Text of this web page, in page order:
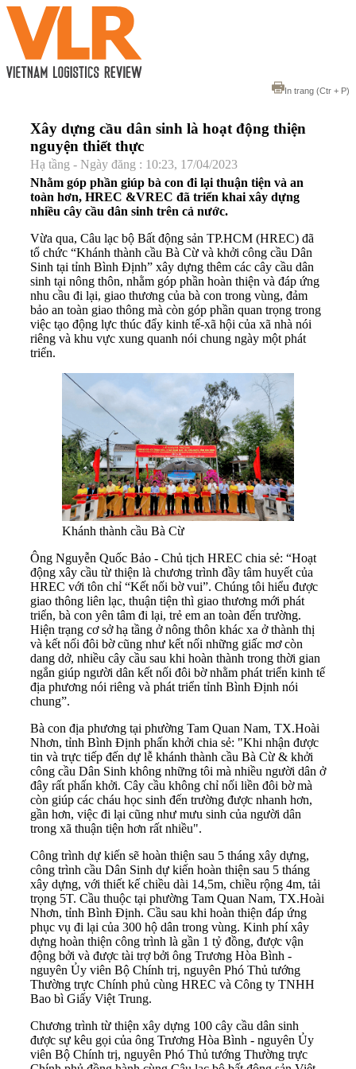
In trang (Ctr + P)
Xây dựng cầu dân sinh là hoạt động thiện
nguyện thiết thực
Hạ tầng - Ngày đăng : 10:23, 17/04/2023
Nhằm góp phần giúp bà con đi lại thuận tiện và an
toàn hơn, HREC &VREC đã triển khai xây dựng
nhiều cây cầu dân sinh trên cả nước.
Vừa qua, Câu lạc bộ Bất động sản TP.HCM (HREC) đã
tổ chức “Khánh thành cầu Bà Cừ và khởi công cầu Dân
Sinh tại tỉnh Bình Định” xây dựng thêm các cây cầu dân
sinh tại nông thôn, nhằm góp phần hoàn thiện và đáp ứng
nhu cầu đi lại, giao thương của bà con trong vùng, đảm
bảo an toàn giao thông mà còn góp phần quan trọng trong
việc tạo động lực thúc đẩy kinh tế-xã hội của xã nhà nói
riêng và khu vực xung quanh nói chung ngày một phát
triển.
Khánh thành cầu Bà Cừ
Ông Nguyễn Quốc Bảo - Chủ tịch HREC chia sẻ: “Hoạt
động xây cầu từ thiện là chương trình đầy tâm huyết của
HREC với tôn chỉ “Kết nối bờ vui”. Chúng tôi hiểu được
giao thông liên lạc, thuận tiện thì giao thương mới phát
triển, bà con yên tâm đi lại, trẻ em an toàn đến trường.
Hiện trạng cơ sở hạ tầng ở nông thôn khác xa ở thành thị
và kết nối đôi bờ cũng như kết nối những giấc mơ còn
dang dở, nhiều cây cầu sau khi hoàn thành trong thời gian
ngắn giúp người dân kết nối đôi bờ nhằm phát triển kinh tế
địa phương nói riêng và phát triển tỉnh Bình Định nói
chung”.
Bà con địa phương tại phường Tam Quan Nam, TX.Hoài
Nhơn, tỉnh Bình Định phấn khởi chia sẻ: "Khi nhận được
tin và trực tiếp đến dự lễ khánh thành cầu Bà Cừ & khởi
công cầu Dân Sinh không những tôi mà nhiều người dân ở
đây rất phấn khởi. Cây cầu không chỉ nối liền đôi bờ mà
còn giúp các cháu học sinh đến trường được nhanh hơn,
gần hơn, việc đi lại cũng như mưu sinh của người dân
trong xã thuận tiện hơn rất nhiều".
Công trình dự kiến sẽ hoàn thiện sau 5 tháng xây dựng,
công trình cầu Dân Sinh dự kiến hoàn thiện sau 5 tháng
xây dựng, với thiết kế chiều dài 14,5m, chiều rộng 4m, tải
trọng 5T. Cầu thuộc tại phường Tam Quan Nam, TX.Hoài
Nhơn, tỉnh Bình Định. Cầu sau khi hoàn thiện đáp ứng
phục vụ đi lại của 300 hộ dân trong vùng. Kinh phí xây
dựng hoàn thiện công trình là gần 1 tỷ đồng, được vận
động bởi và được tài trợ bởi ông Trương Hòa Bình -
nguyên Ủy viên Bộ Chính trị, nguyên Phó Thủ tướng
Thường trực Chính phủ cùng HREC và Công ty TNHH
Bao bì Giấy Việt Trung.
Chương trình từ thiện xây dựng 100 cây cầu dân sinh
được sự kêu gọi của ông Trương Hòa Bình - nguyên Ủy
viên Bộ Chính trị, nguyên Phó Thủ tướng Thường trực